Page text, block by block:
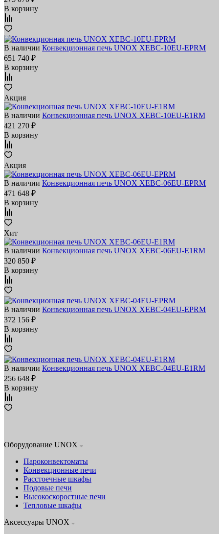
В корзину
В наличии Конвекционная печь UNOX XEBC-10EU-EPRM
651 740 ₽
В корзину
Акция
В наличии Конвекционная печь UNOX XEBC-10EU-E1RM
421 270 ₽
В корзину
Акция
В наличии Конвекционная печь UNOX XEBC-06EU-EPRM
471 648 ₽
В корзину
Хит
В наличии Конвекционная печь UNOX XEBC-06EU-E1RM
320 850 ₽
В корзину
В наличии Конвекционная печь UNOX XEBC-04EU-EPRM
372 156 ₽
В корзину
В наличии Конвекционная печь UNOX XEBC-04EU-E1RM
256 648 ₽
В корзину
Оборудование UNOX
Пароконвектоматы
Конвекционные печи
Расстоечные шкафы
Подовые печи
Высокоскоростные печи
Тепловые шкафы
Аксессуары UNOX